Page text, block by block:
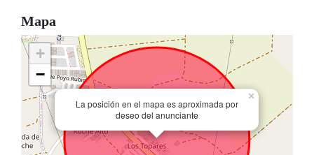
Mapa
La posición en el mapa es aproximada por
deseo del anunciante
×
+
−